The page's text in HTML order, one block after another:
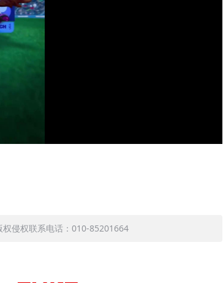
侵权联系电话：010-85201664